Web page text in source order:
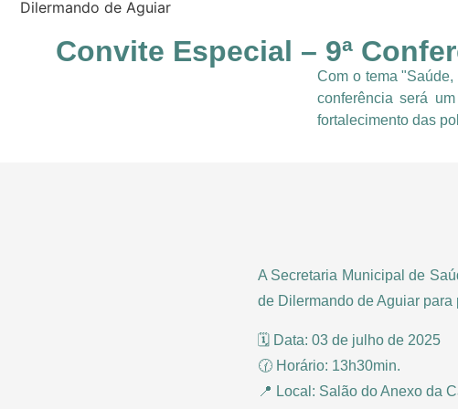
Dilermando de Aguiar
Convite Especial – 9ª
Com o tema
conferência será
fortalecimento das
A Secretaria Municipal de
de Dilermando de Aguiar
🗓️ Data: 03 de julho de 2025
🕜 Horário: 13h30min.
📍 Local: Salão do Anexo da